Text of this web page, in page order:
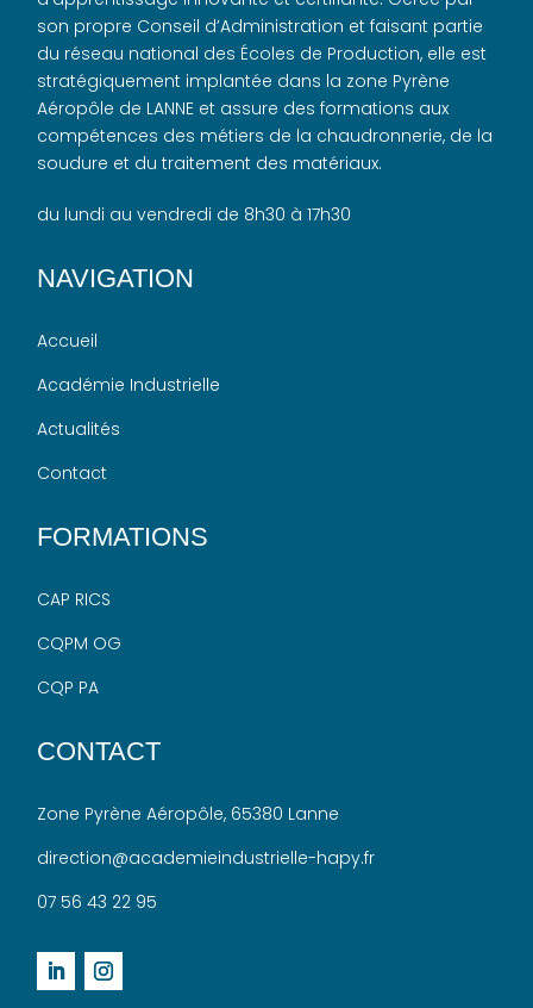
son propre Conseil d’Administration et faisant partie
du réseau national des Écoles de Production, elle est
stratégiquement implantée dans la zone Pyrène
Aéropôle de LANNE et assure des formations aux
compétences des métiers de la chaudronnerie, de la
soudure et du traitement des matériaux.
du lundi au vendredi de 8h30 à 17h30
NAVIGATION
Accueil
Académie Industrielle
Actualités
Contact
FORMATIONS
CAP RICS
CQPM OG
CQP PA
CONTACT
Zone PyrèneAéropôle, 65380 Lanne
direction@academieindustrielle-hapy.fr
07 56 43 22 95